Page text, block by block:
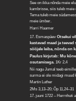
See on ikka nõnda meie
kambrisse, siis tuleb meie
Tema tuleb meie
meie ümber.
Harri Haamer
17. EsmaspäevOtsekui
kastavad maad ja
sööjale leiba, nõnda on
Paulus kirjutab: Mu
osutamisega.1Kr 2,4
Nii nagu Jumal teeb
surma ei ole midagi muud
Martin Luther
2Ms 3,13–20; Õp 11,24–31
17. juuni 1722 – Herrnhuti